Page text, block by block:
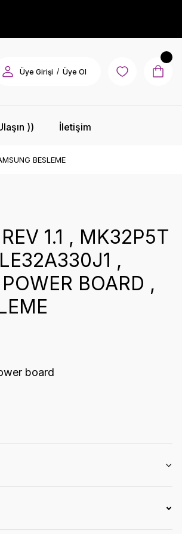
Üye Girişi / Üye Ol
)) İletişim
BESLEME
1.1 , MK32P5T
,
BOARD ,
board